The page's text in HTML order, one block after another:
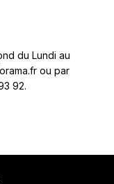
du Lundi au
ou par
92.